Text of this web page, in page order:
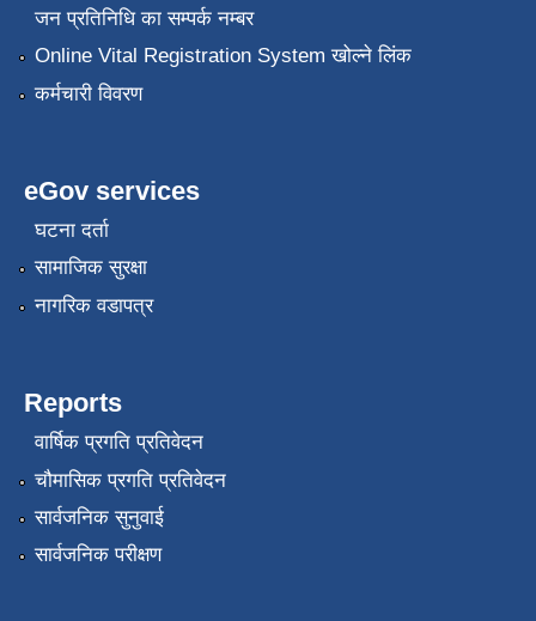
जन प्रतिनिधि का सम्पर्क नम्बर
Online Vital Registration System खोल्ने लिंक
कर्मचारी विवरण
eGov services
घटना दर्ता
सामाजिक सुरक्षा
नागरिक वडापत्र
Reports
वार्षिक प्रगति प्रतिवेदन
चौमासिक प्रगति प्रतिवेदन
सार्वजनिक सुनुवाई
सार्वजनिक परीक्षण